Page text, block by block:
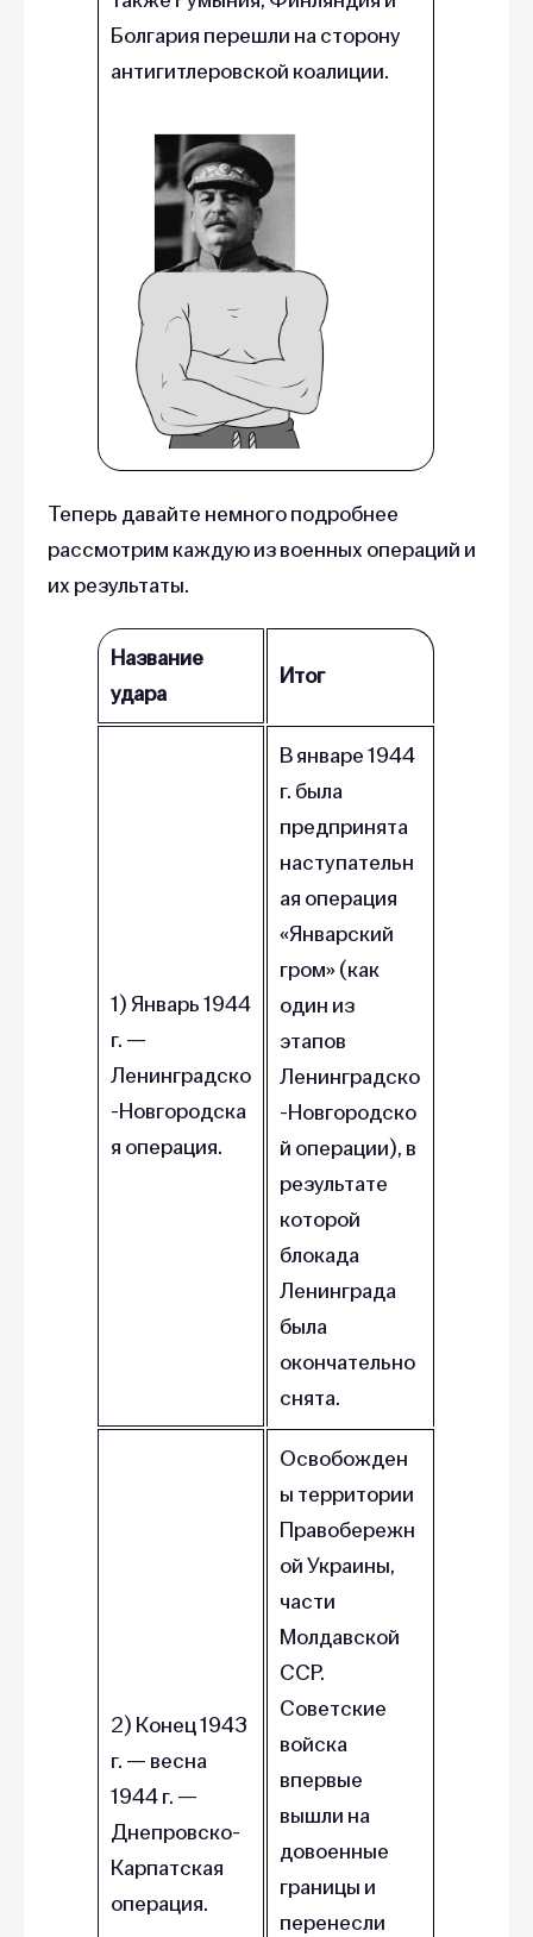
Болгария перешли на сторону
антигитлеровской коалиции.
Теперь давайте немного подробнее
рассмотрим каждую из военных операций и
их результаты.
Название
удара
Итог
1) Январь 1944
г. —
Ленинградско
-Новгородска
я операция.
В январе 1944
г. была
предпринята
наступательн
ая операция
«Январский
гром» (как
один из
этапов
Ленинградско
-Новгородско
й операции), в
результате
которой
блокада
Ленинграда
была
окончательно
снята.
2) Конец 1943
г. — весна
1944 г. —
Днепровско-
Карпатская
операция.
Освобожден
ы территории
Правобережн
ой Украины,
части
Молдавской
ССР.
Советские
войска
впервые
вышли на
довоенные
границы и
перенесли